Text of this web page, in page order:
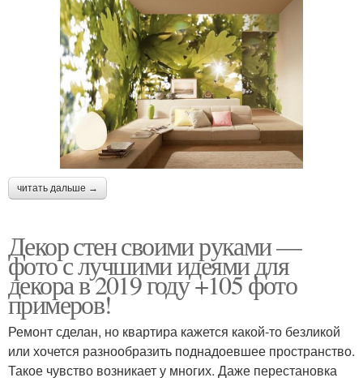
читать дальше →
Декор стен своими руками —
фото с лучшими идеями для
декора в 2019 году +105 фото
примеров!
Ремонт сделан, но квартира кажется какой-то безликой
или хочется разнообразить поднадоевшее пространство.
Такое чувство возникает у многих. Даже перестановка